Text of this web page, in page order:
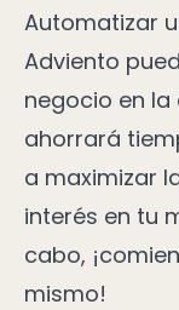
Automatizar
Adviento
negocio en la
ahorrará
a maximizar
interés en tu
cabo,
mismo!